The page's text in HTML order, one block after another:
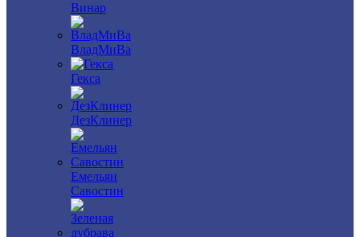
Винар
ВладМиВа
Гекса
ДезКлинер
Емельян
Савостин